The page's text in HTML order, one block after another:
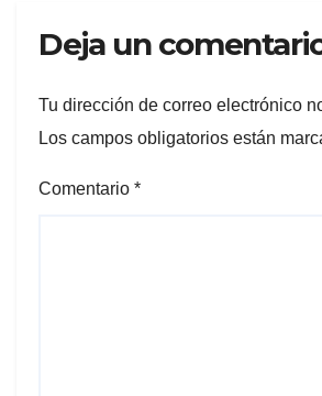
Deja un
Tu dirección de correo electrónico
Los campos obligatorios están
Comentario *